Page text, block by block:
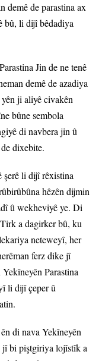
demê de parastina ax
bû, li dijî bêdadiya
Jin de ne tenê
demê de azadiya
ji aliyê civakên
bûne sembola
di navbera jin û
dixebite.
şerê li dijî rêxistina
hêzên dijmin
û wekheviyê ye. Di
a dagirker bû, ku
neteweyî, her
ferz dike jî
Parastina
li dijî çeper û
di nava Yekîneyên
jî bi piştgiriya lojîstîk a